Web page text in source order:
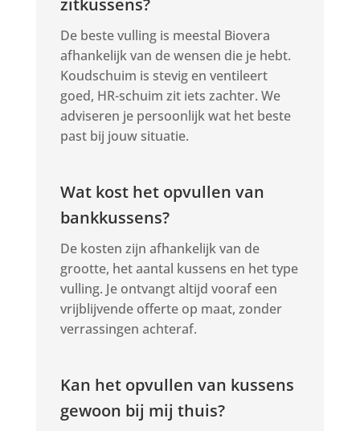
De beste vulling is meestal Biovera
afhankelijk van de wensen die je hebt.
Koudschuim is stevig en ventileert
goed, HR-schuim zit iets zachter. We
adviseren je persoonlijk wat het beste
past bij jouw situatie.
Wat kost het opvullen van
bankkussens?
De kosten zijn afhankelijk van de
grootte, het aantal kussens en het type
vulling. Je ontvangt altijd vooraf een
vrijblijvende offerte op maat, zonder
verrassingen achteraf.
Kan het opvullen van kussens
gewoon bij mij thuis?